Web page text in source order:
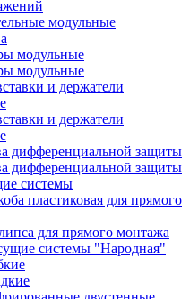
модульные
модульные
модульные
и держатели
и держатели
дифференциальной защиты
дифференциальной защиты
системы
пластиковая для прямого
для прямого монтажа
системы "Народная"